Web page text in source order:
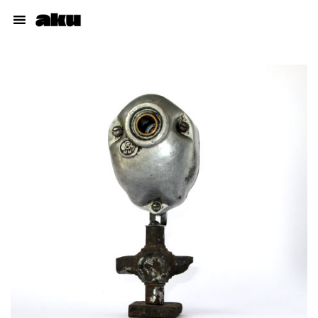
Dibujos
Proyectos
Talleres
Acerca del autor
pabloaku@gmail.com